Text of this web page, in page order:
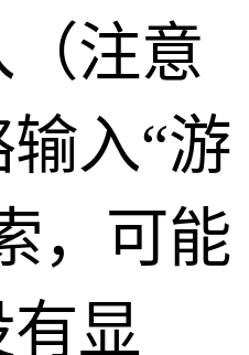
注意
入“游
，可能
显